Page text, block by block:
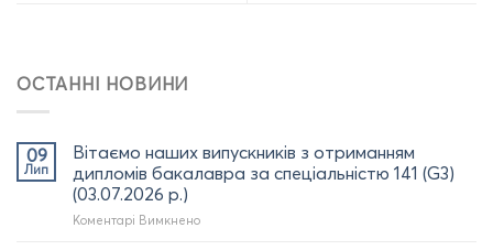
ОСТАННІ НОВИНИ
09
Лип
Вітаємо наших випускників з отриманням
дипломів бакалавра за спеціальністю 141 (G3)
(03.07.2026 р.)
Коментарі Вимкненодо